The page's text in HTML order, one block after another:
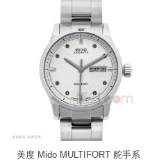
美度 Mido MULTIFORT 舵手系